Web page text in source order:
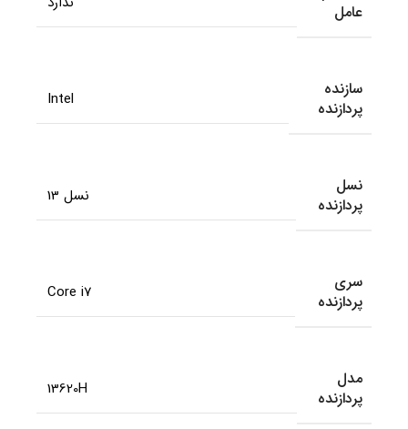
عامل
سازنده
پردازنده
Intel
نسل
پردازنده
نسل 13
سری
پردازنده
Core i7
مدل
پردازنده
13620H